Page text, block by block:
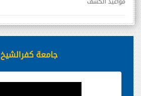
جامعة كفرالشيخ